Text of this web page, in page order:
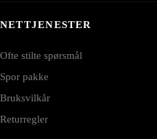
NETTJENESTER
Ofte stilte spørsmål
Spor pakke
Bruksvilkår
Returregler